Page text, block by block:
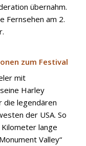
übernahm.
Fernsehen am 2.
mit
Harley
die legendären
der USA. So
lange
Valley“